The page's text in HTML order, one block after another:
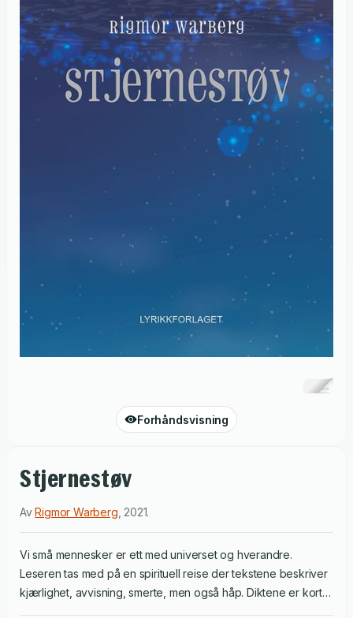
Forhåndsvisning
Stjernestøv
AvRigmor Warberg 2021.
Vi små mennesker er ett med universet og hverandre.
Leseren tas med på en spirituell reise der tekstene beskriver
kjærlighet, avvisning, smerte, men også håp. Diktene er korte,